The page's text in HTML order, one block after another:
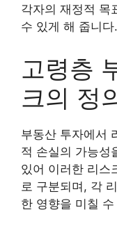
각자의 재정적 목
수 있게 해 줍니다.
고령층
크의 정
부동산 투자에서
적 손실의 가능성
있어 이러한 리스
로 구분되며, 각
한 영향을 미칠